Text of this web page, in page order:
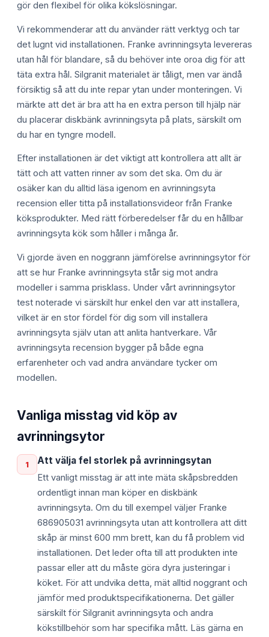
gör den flexibel för olika kökslösningar.
Vi rekommenderar att du använder rätt verktyg och tar
det lugnt vid installationen. Franke avrinningsyta levereras
utan hål för blandare, så du behöver inte oroa dig för att
täta extra hål. Silgranit materialet är tåligt, men var ändå
försiktig så att du inte repar ytan under monteringen. Vi
märkte att det är bra att ha en extra person till hjälp när
du placerar diskbänk avrinningsyta på plats, särskilt om
du har en tyngre modell.
Efter installationen är det viktigt att kontrollera att allt är
tätt och att vatten rinner av som det ska. Om du är
osäker kan du alltid läsa igenom en avrinningsyta
recension eller titta på installationsvideor från Franke
köksprodukter. Med rätt förberedelser får du en hållbar
avrinningsyta kök som håller i många år.
Vi gjorde även en noggrann jämförelse avrinningsytor för
att se hur Franke avrinningsyta står sig mot andra
modeller i samma prisklass. Under vårt avrinningsytor
test noterade vi särskilt hur enkel den var att installera,
vilket är en stor fördel för dig som vill installera
avrinningsyta själv utan att anlita hantverkare. Vår
avrinningsyta recension bygger på både egna
erfarenheter och vad andra användare tycker om
modellen.
Vanliga misstag vid köp av
avrinningsytor
1 Att välja fel storlek på avrinningsytan
Ett vanligt misstag är att inte mäta skåpsbredden
ordentligt innan man köper en diskbänk
avrinningsyta. Om du till exempel väljer Franke
686905031 avrinningsyta utan att kontrollera att ditt
skåp är minst 600 mm brett, kan du få problem vid
installationen. Det leder ofta till att produkten inte
passar eller att du måste göra dyra justeringar i
köket. För att undvika detta, mät alltid noggrant och
jämför med produktspecifikationerna. Det gäller
särskilt för Silgranit avrinningsyta och andra
kökstillbehör som har specifika mått. Läs gärna en